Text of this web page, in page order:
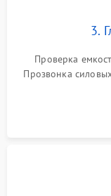
3.
Проверка
Прозвонка
переключения и